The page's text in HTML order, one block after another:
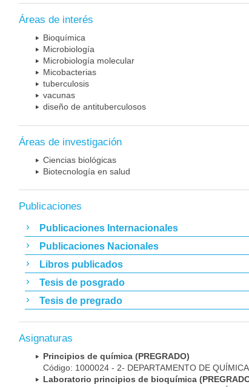
Áreas de interés
Bioquímica
Microbiología
Microbiología molecular
Micobacterias
tuberculosis
vacunas
diseño de antituberculosos
Áreas de investigación
Ciencias biológicas
Biotecnología en salud
Publicaciones
Publicaciones Internacionales
Publicaciones Nacionales
Libros publicados
Tesis de posgrado
Tesis de pregrado
Asignaturas
Principios de química (PREGRADO)
Código: 1000024 - 2- DEPARTAMENTO DE QUÍMICA
Laboratorio principios de bioquímica